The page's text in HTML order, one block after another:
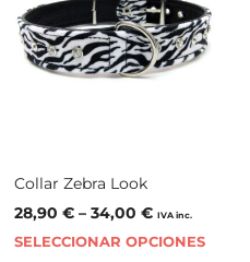
Collar Zebra Look
28,90 €– 34,00 € IVA inc.
SELECCIONAR OPCIONES